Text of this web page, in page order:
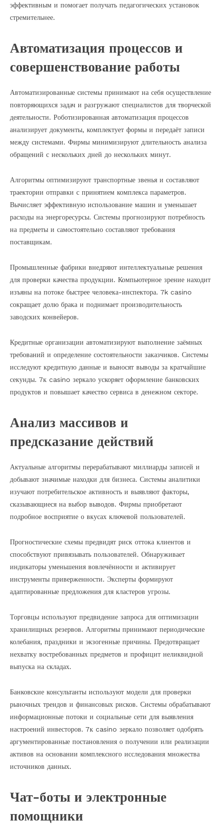
эффективным и помогает получать педагогических установок
стремительнее.
Автоматизация процессов и
совершенствование работы
Автоматизированные системы принимают на себя осуществление
повторяющихся задач и разгружают специалистов для творческой
деятельности. Роботизированная автоматизация процессов
анализирует документы, комплектует формы и передаёт записи
между системами. Фирмы минимизируют длительность анализа
обращений с нескольких дней до нескольких минут.
Алгоритмы оптимизируют транспортные звенья и составляют
траектории отправки с принятием комплекса параметров.
Вычисляет эффективную использование машин и уменьшает
расходы на энергоресурсы. Системы прогнозируют потребность
на предметы и самостоятельно составляют требования
поставщикам.
Промышленные фабрики внедряют интеллектуальные решения
для проверки качества продукции. Компьютерное зрение находит
изъяны на потоке быстрее человека-инспектора. 7k casino
сокращает долю брака и поднимает производительность
заводских конвейеров.
Кредитные организации автоматизируют выполнение заёмных
требований и определение состоятельности заказчиков. Системы
исследуют кредитную данные и выносят выводы за кратчайшие
секунды. 7к casino зеркало ускоряет оформление банковских
продуктов и повышает качество сервиса в денежном секторе.
Анализ массивов и
предсказание действий
Актуальные алгоритмы перерабатывают миллиарды записей и
добывают значимые находки для бизнеса. Системы аналитики
изучают потребительское активность и выявляют факторы,
сказывающиеся на выбор выводов. Фирмы приобретают
подробное восприятие о вкусах ключевой пользователей.
Прогностические схемы предвидят риск оттока клиентов и
способствуют привязывать пользователей. Обнаруживает
индикаторы уменьшения вовлечённости и активирует
инструменты приверженности. Эксперты формируют
адаптированные предложения для кластеров угрозы.
Торговцы используют предвидение запроса для оптимизации
хранилищных резервов. Алгоритмы принимают периодические
колебания, праздники и экзогенные причины. Предотвращает
нехватку востребованных предметов и профицит неликвидной
выпуска на складах.
Банковские консультанты используют модели для проверки
рыночных трендов и финансовых рисков. Системы обрабатывают
информационные потоки и социальные сети для выявления
настроений инвесторов. 7к casino зеркало позволяет одобрять
аргументированные постановления о получении или реализации
активов на основании комплексного исследования множества
источников данных.
Чат-боты и электронные
помощники